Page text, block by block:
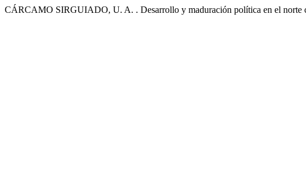
CÁRCAMO SIRGUIADO, U. A. . Desarrollo y maduración política en el norte